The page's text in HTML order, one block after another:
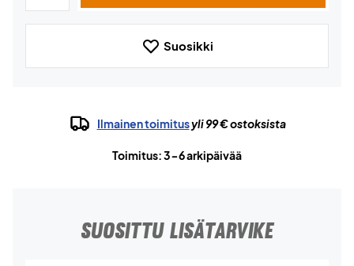
Suosikki
Ilmainen toimitusyli 99 € ostoksista
Toimitus: 3-6 arkipäivää
SUOSITTU LISÄTARVIKE